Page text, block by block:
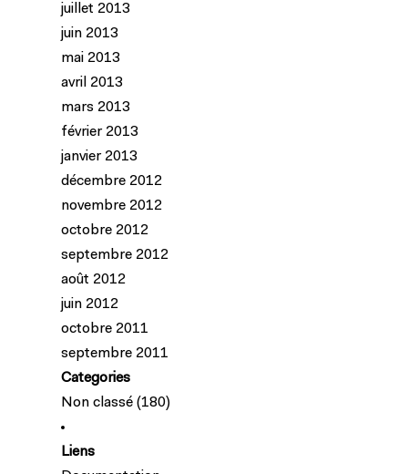
juillet 2013
juin 2013
mai 2013
avril 2013
mars 2013
février 2013
janvier 2013
décembre 2012
novembre 2012
octobre 2012
septembre 2012
août 2012
juin 2012
octobre 2011
septembre 2011
Categories
Non classé (180)
Liens